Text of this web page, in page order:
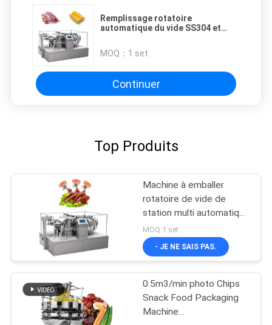
Remplissage rotatoire
automatique du vide SS304 et
emballer
MOQ： 1 set
Continuer
Top Produits
Machine à emballer
rotatoire de vide de
station multi automatique
pour le casse-croûte
MOQ:1 set
- JE NE SAIS PAS.
0.5m3/min photo Chips
Snack Food Packaging
Machine